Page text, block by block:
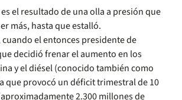
el resultado de una olla a presión que
más, hasta que estalló.
cuando el entonces presidente de
decidió frenar el aumento en los
y el diésel (conocido también como
que provocó un déficit trimestral de 10
2.300 millones de